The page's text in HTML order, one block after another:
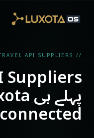
// TRAVEL API SUPPLIERS
connected ہیں